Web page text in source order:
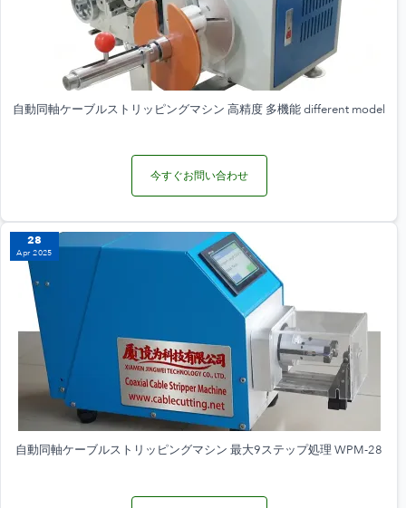
自動同軸ケーブルストリッピングマシン 高精度 多機能 different model
今すぐお問い合わせ
28
Apr 2025
自動同軸ケーブルストリッピングマシン 最大9ステップ処理 WPM-28